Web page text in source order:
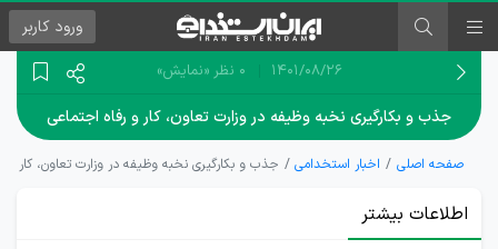
ورود کاربر
۱۴۰۱/۰۸/۲۶ 0 نظر «نمایش»
جذب و بکارگیری نخبه وظیفه در وزارت تعاون، کار و رفاه اجتماعی
صفحه اصلی اخبار استخدامی جذب و بکارگیری نخبه وظیفه در وزارت تعاون، کار و
اطلاعات بیشتر